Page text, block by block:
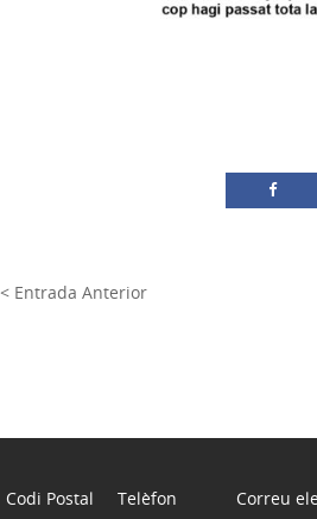
< Entrada Anterior
Codi Postal
Telèfon
Correu